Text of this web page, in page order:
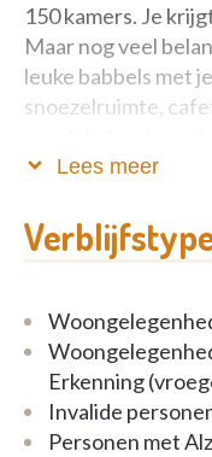
150 kamers. Je
Maar nog veel
leuke babbels met
snoezelruimte,
enthousiaste ploeg
Lees meer
Erkenning
Invalide
Personen met